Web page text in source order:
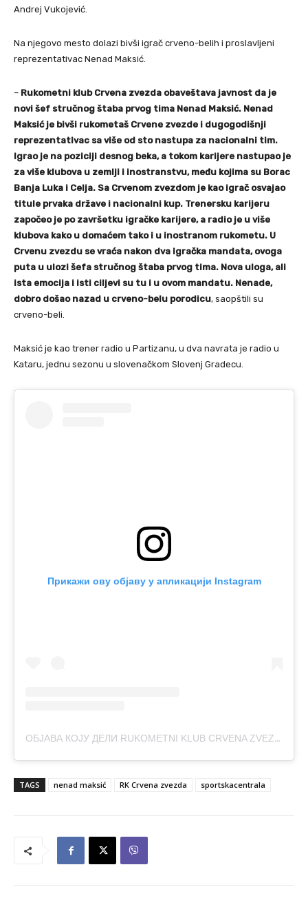
Andrej Vukojević.
Na njegovo mesto dolazi bivši igrač crveno-belih i proslavljeni
reprezentativac Nenad Maksić.
– Rukometni klub Crvena zvezda obaveštava javnost da je
novi šef stručnog štaba prvog tima Nenad Maksić. Nenad
Maksić je bivši rukometaš Crvene zvezde i dugogodišnji
reprezentativac sa više od sto nastupa za nacionalni tim.
Igrao je na poziciji desnog beka, a tokom karijere nastupao je
za više klubova u zemlji i inostranstvu, među kojima su Borac
Banja Luka i Celja. Sa Crvenom zvezdom je kao igrač osvajao
titule prvaka države i nacionalni kup. Trenersku karijeru
započeo je po završetku igračke karijere, a radio je u više
klubova kako u domaćem tako i u inostranom rukometu. U
Crvenu zvezdu se vraća nakon dva igračka mandata, ovoga
puta u ulozi šefa stručnog štaba prvog tima. Nova uloga, ali
ista emocija i isti ciljevi su tu i u ovom mandatu. Nenade,
dobro došao nazad u crveno-belu porodicu, saopštili su
crveno-beli.
Maksić je kao trener radio u Partizanu, u dva navrata je radio u
Kataru, jednu sezonu u slovenačkom Slovenj Gradecu.
Прикажи ову објаву у апликацији Instagram
ОБЈАВА КОЈУ ДЕЛИ RUKOMETNI KLUB CRVENA ZVEZDA (@CRVENAZVEZDARK)
TAGS nenad maksić RK Crvena zvezda sportskacentrala